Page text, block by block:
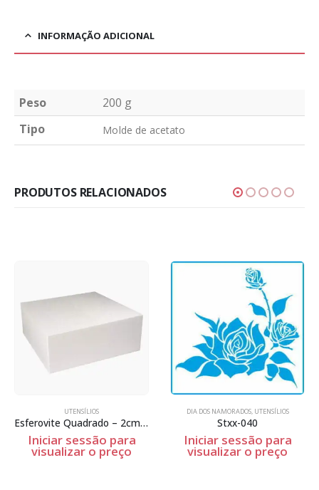
INFORMAÇÃO ADICIONAL
Peso
200 g
Tipo
Molde de acetato
PRODUTOS RELACIONADOS
UTENSÍLIOS
Esferovite Quadrado – 2cm Espessura
Iniciar sessão para
visualizar o preço
DIA DOS NAMORADOS, UTENSÍLIOS
Stxx-040
Iniciar sessão para
visualizar o preço